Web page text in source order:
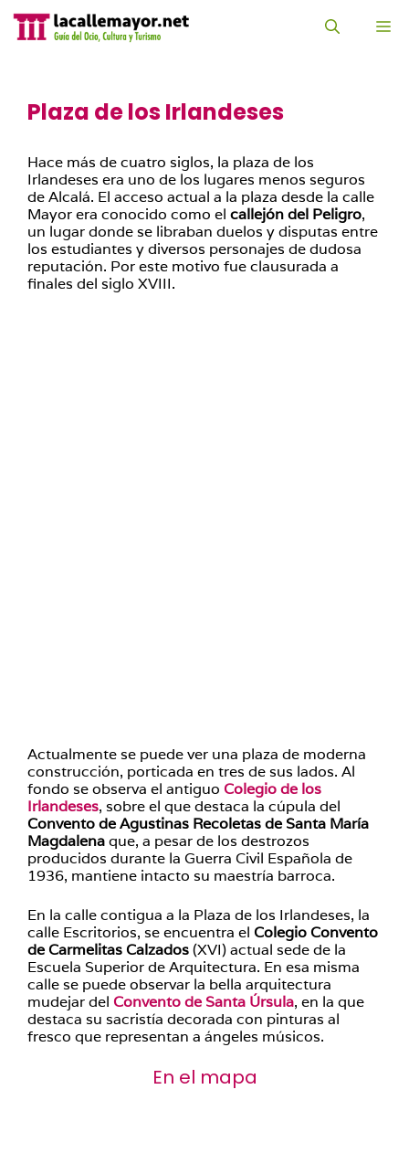
contenido
Plaza de los Irlandeses
Hace más de cuatro siglos, la plaza de los
Irlandeses era uno de los lugares menos seguros
de Alcalá. El acceso actual a la plaza desde la calle
Mayor era conocido como el callejón del Peligro,
un lugar donde se libraban duelos y disputas entre
los estudiantes y diversos personajes de dudosa
reputación. Por este motivo fue clausurada a
finales del siglo XVIII.
Actualmente se puede ver una plaza de moderna
construcción, porticada en tres de sus lados. Al
fondo se observa el antiguo Colegio de los
Irlandeses, sobre el que destaca la cúpula del
Convento de Agustinas Recoletas de Santa María
Magdalenaque, a pesar de los destrozos
producidos durante la Guerra Civil Española de
1936, mantiene intacto su maestría barroca.
En la calle contigua a la Plaza de los Irlandeses, la
calle Escritorios, se encuentra el Colegio Convento
de Carmelitas Calzados(XVI) actual sede de la
Escuela Superior de Arquitectura. En esa misma
calle se puede observar la bella arquitectura
mudejar del Convento de Santa Úrsula, en la que
destaca su sacristía decorada con pinturas al
fresco que representan a ángeles músicos.
En el mapa